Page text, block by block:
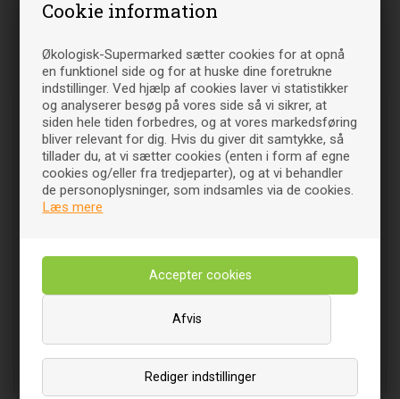
Cookie information
Økologisk-Supermarked sætter cookies for at opnå
en funktionel side og for at huske dine foretrukne
indstillinger. Ved hjælp af cookies laver vi statistikker
og analyserer besøg på vores side så vi sikrer, at
siden hele tiden forbedres, og at vores markedsføring
bliver relevant for dig. Hvis du giver dit samtykke, så
tillader du, at vi sætter cookies (enten i form af egne
cookies og/eller fra tredjeparter), og at vi behandler
de personoplysninger, som indsamles via de cookies.
Læs mere
Rediger indstillinger
Afvis
Relaterede varer
Hvidløg Long Plus VitaCare -
120 tab
160 DKK
Læg i indkøbsvognen
Melissa Dream - 60 tab -
New Nordic
203
Læg i indkøbsvognen